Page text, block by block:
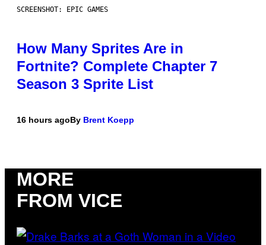
SCREENSHOT: EPIC GAMES
How Many Sprites Are in
Fortnite? Complete Chapter 7
Season 3 Sprite List
16 hours agoBy Brent Koepp
MORE
FROM VICE